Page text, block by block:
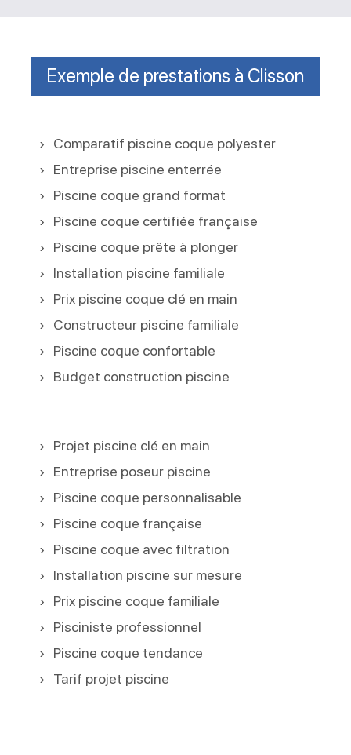
Exemple de prestations à Clisson
Comparatif piscine coque polyester
Entreprise piscine enterrée
Piscine coque grand format
Piscine coque certifiée française
Piscine coque prête à plonger
Installation piscine familiale
Prix piscine coque clé en main
Constructeur piscine familiale
Piscine coque confortable
Budget construction piscine
Projet piscine clé en main
Entreprise poseur piscine
Piscine coque personnalisable
Piscine coque française
Piscine coque avec filtration
Installation piscine sur mesure
Prix piscine coque familiale
Pisciniste professionnel
Piscine coque tendance
Tarif projet piscine